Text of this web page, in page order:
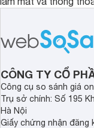
đại, đáp ứng tốt nhu
khách hàng.
CÔNG TY CỔ
Công cụ so sánh giá
Trụ sở chính: Số 195
Hà Nội
Giấy chứng nhận đăng